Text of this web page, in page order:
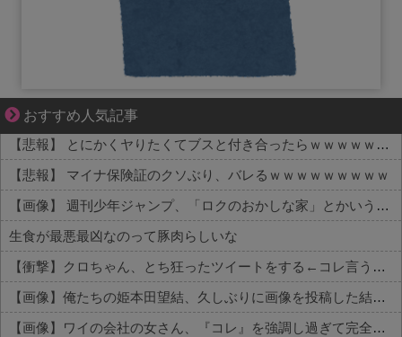
おすすめ人気記事
結婚生活の「当たり前」が壊れる瞬間
【悲報】 とにかくヤりたくてブスと付き合ったらｗｗｗｗｗｗｗｗｗｗｗｗｗｗｗ
【悲報】 マイナ保険証のクソぶり、バレるｗｗｗｗｗｗｗｗｗ
【画像】 週刊少年ジャンプ、「ロクのおかしな家」とかいう微妙な漫画を巻頭カラーにしたせいで100万部切る
生食が最悪最凶なのって豚肉らしいな
【衝撃】クロちゃん、とち狂ったツイートをする←コレ言うほどおかしいか？？？？？？
【画像】俺たちの姫本田望結、久しぶりに画像を投稿した結果→やっぱりワイらの姫だったw w w w w w w w w w
【画像】ワイの会社の女さん、『コレ』を強調し過ぎて完全にあたしこ枠を狙ってるんだがw w w w w w w w w w w w